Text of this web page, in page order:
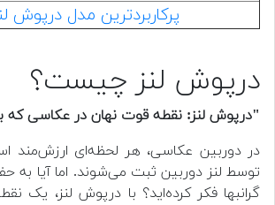
پرکاربردترین مدل درپوش
درپوش لنز چیست؟
"درپوش لنز: نقطه قوت نهان در عکاسی که
در دوربین عکاسی، هر لحظه‌ای ارزش‌مند
توسط لنز دوربین ثبت می‌شوند. اما آیا به
گرانبها فکر کرده‌اید؟ با درپوش لنز، یک